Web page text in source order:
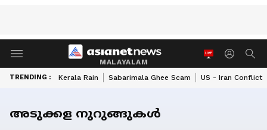
MALAYALAM
TRENDING : Kerala Rain Sabarimala Ghee Scam US - Iran Conflict
അടുക്കള നുറുങ്ങുകൾ